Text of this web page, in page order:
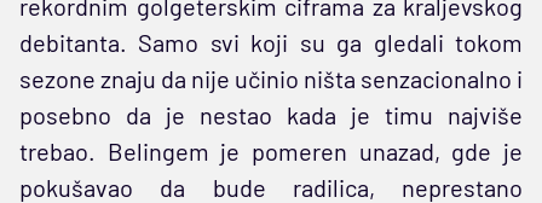
debitanta. Samo svi koji su ga gledali tokom
sezone znaju da nije učinio ništa senzacionalno i
posebno da je nestao kada je timu najviše
trebao. Belingem je pomeren unazad, gde je
pokušavao da bude radilica, neprestano